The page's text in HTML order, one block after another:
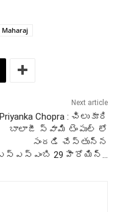
Maharaj
Next article
Priyanka Chopra : చిలుకూరి
బాలాజీ స్వామి టెంపుల్ లో
సందడి చేస్తున్న
29 హీరోయిన్…